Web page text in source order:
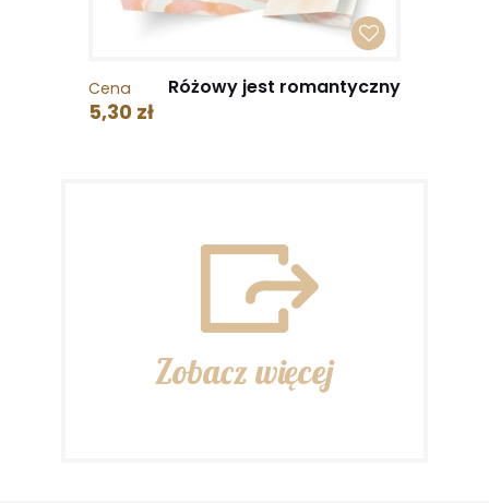
Cena
5,30 zł
Różowy jest romantyczny
Zobacz więcej